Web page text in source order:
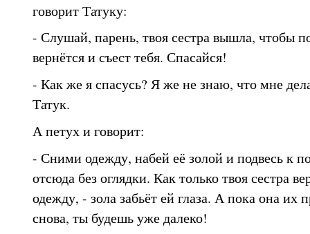
говорит Татуку:
- Слушай, парень, твоя сестра вышла, чтобы
вернётся и съест тебя. Спасайся!
- Как же я спасусь? Я же не знаю, что мне
Татук.
А петух и говорит:
- Сними одежду, набей её золой и подвесь к
отсюда без оглядки. Как только твоя сестра
одежду, - зола забьёт ей глаза. А пока она их
снова, ты будешь уже далеко!